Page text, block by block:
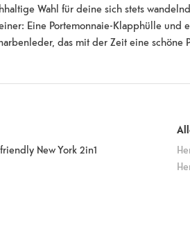
Wahl für deine sich stets
Eine Portemonnaie-Klapphülle und
das mit der Zeit eine schöne
New York 2in1